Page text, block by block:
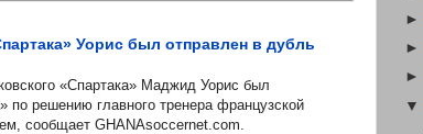
Уорис был отправлен в дубль
«Спартака» Маджид Уорис был
по решению главного тренера французской
сообщает GHANAsoccernet.com.
►
►
►
▼